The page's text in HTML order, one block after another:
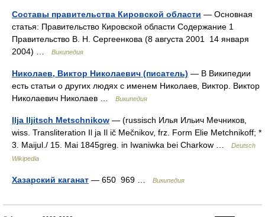
Составы правительства Кировской области — Основная
статья: Правительство Кировской области Содержание 1
Правительство В. Н. Сергеенкова (8 августа 2001 14 января
2004) …
Википедия
Николаев, Виктор Николаевич (писатель) — В Википедии
есть статьи о других людях с именем Николаев, Виктор. Виктор
Николаевич Николаев …
Википедия
Ilja Iljitsch Metschnikow — (russisch Илья Ильич Мечников,
wiss. Transliteration Il ja Il ič Mečnikov, frz. Form Elie Metchnikoff; *
3. Maijul./ 15. Mai 1845greg. in Iwaniwka bei Charkow …
Deutsch
Wikipedia
Хазарский каганат — 650 969 … Википедия